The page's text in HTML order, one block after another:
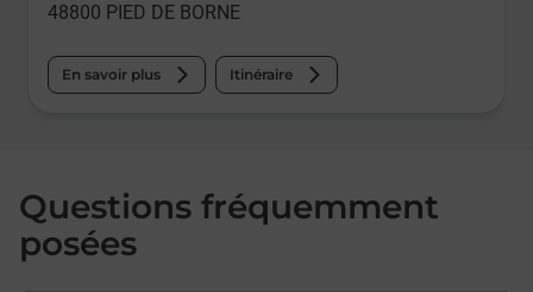
48800 PIED DE BORNE
En savoir plus Itinéraire
Questions fréquemment
posées